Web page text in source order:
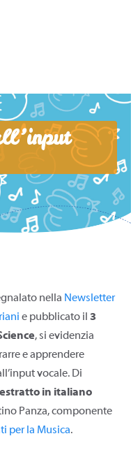
nella Newsletter
e pubblicato il 3
, si evidenzia
e apprendere
vocale. Di
in italiano
Panza, componente
per la Musica.